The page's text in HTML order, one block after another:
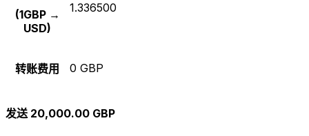
(1GBP →
USD)
1.336500
转账费用 0 GBP
发送 20,000.00 GBP